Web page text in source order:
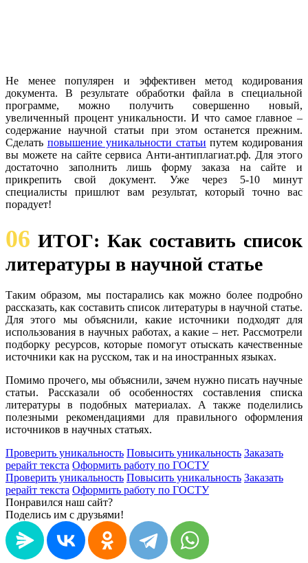
Не менее популярен и эффективен метод кодирования
документа. В результате обработки файла в специальной
программе, можно получить совершенно новый,
увеличенный процент уникальности. И что самое главное –
содержание научной статьи при этом останется прежним.
Сделать повышение уникальности статьи путем кодирования
вы можете на сайте сервиса Анти-антиплагиат.рф. Для этого
достаточно заполнить лишь форму заказа на сайте и
прикрепить свой документ. Уже через 5-10 минут
специалисты пришлют вам результат, который точно вас
порадует!
06 ИТОГ: Как составить список
литературы в научной статье
Таким образом, мы постарались как можно более подробно
рассказать, как составить список литературы в научной статье.
Для этого мы объяснили, какие источники подходят для
использования в научных работах, а какие – нет. Рассмотрели
подборку ресурсов, которые помогут отыскать качественные
источники как на русском, так и на иностранных языках.
Помимо прочего, мы объяснили, зачем нужно писать научные
статьи. Рассказали об особенностях составления списка
литературы в подобных материалах. А также поделились
полезными рекомендациями для правильного оформления
источников в научных статьях.
Проверить уникальность Повысить уникальность Заказать
рерайт текста Оформить работу по ГОСТУ
Проверить уникальность Повысить уникальность Заказать
рерайт текста Оформить работу по ГОСТУ
Понравился наш сайт?
Поделись им с друзьями!